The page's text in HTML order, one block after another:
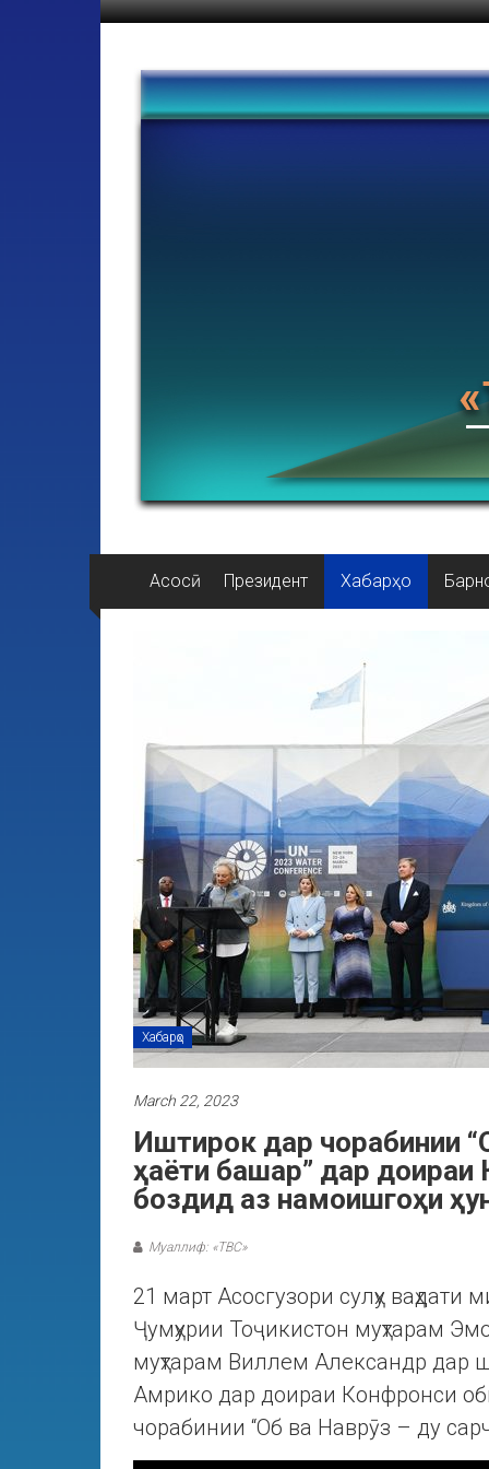
Асосӣ Президент Хабарҳо
Хабарҳо
March 22, 2023
Иштирок дар чорабинии
ҳаёти башар” дар
боздид аз намоишгоҳи
Муаллиф: «ТВС»
21 март Асосгузори сулҳу
Ҷумҳурии Тоҷикистон муҳтарам
муҳтарам Виллем Александр дар
Амрико дар доираи Конфронси
чорабинии “Об ва Наврӯз – ду